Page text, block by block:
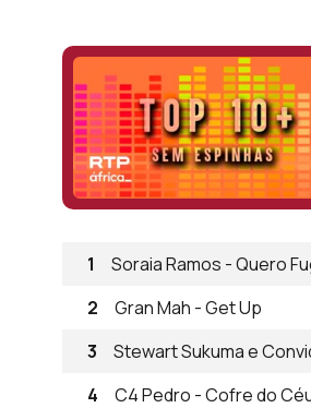
1
Soraia Ramos - Quero
2
Gran Mah - Get Up
3
Stewart Sukuma e
4
C4 Pedro - Cofre do